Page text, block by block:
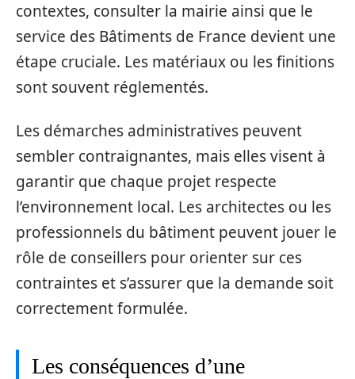
contextes, consulter la mairie ainsi que le
service des Bâtiments de France devient une
étape cruciale. Les matériaux ou les finitions
sont souvent réglementés.
Les démarches administratives peuvent
sembler contraignantes, mais elles visent à
garantir que chaque projet respecte
l’environnement local. Les architectes ou les
professionnels du bâtiment peuvent jouer le
rôle de conseillers pour orienter sur ces
contraintes et s’assurer que la demande soit
correctement formulée.
Les conséquences d’une